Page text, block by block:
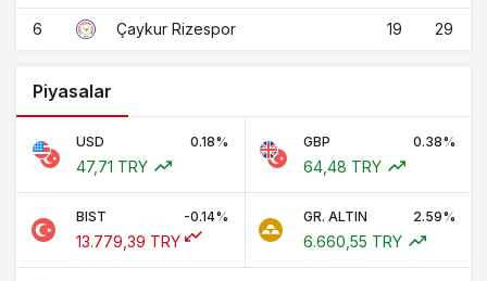
6 Çaykur Rizespor 19 29
Piyasalar
USD 0.18%
47,71 TRY
GBP 0.38%
64,48 TRY
BIST -0.14%
13.779,39 TRY
GR. ALTIN 2.59%
6.660,55 TRY